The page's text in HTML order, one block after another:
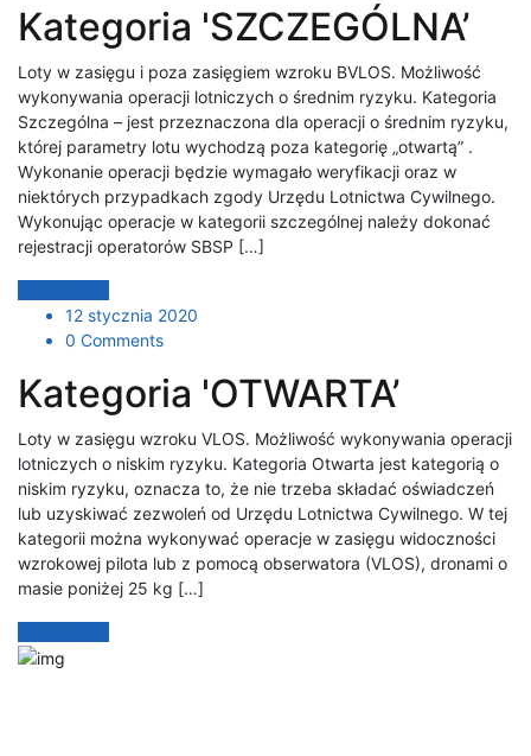
Kategoria 'SZCZEGÓLNA’
Loty w zasięgu i poza zasięgiem wzroku BVLOS. Możliwość
wykonywania operacji lotniczych o średnim ryzyku. Kategoria
Szczególna – jest przeznaczona dla operacji o średnim ryzyku,
której parametry lotu wychodzą poza kategorię „otwartą” .
Wykonanie operacji będzie wymagało weryfikacji oraz w
niektórych przypadkach zgody Urzędu Lotnictwa Cywilnego.
Wykonując operacje w kategorii szczególnej należy dokonać
rejestracji operatorów SBSP […]
12 stycznia 2020
0 Comments
Kategoria 'OTWARTA’
Loty w zasięgu wzroku VLOS. Możliwość wykonywania operacji
lotniczych o niskim ryzyku. Kategoria Otwarta jest kategorią o
niskim ryzyku, oznacza to, że nie trzeba składać oświadczeń
lub uzyskiwać zezwoleń od Urzędu Lotnictwa Cywilnego. W tej
kategorii można wykonywać operacje w zasięgu widoczności
wzrokowej pilota lub z pomocą obserwatora (VLOS), dronami o
masie poniżej 25 kg […]